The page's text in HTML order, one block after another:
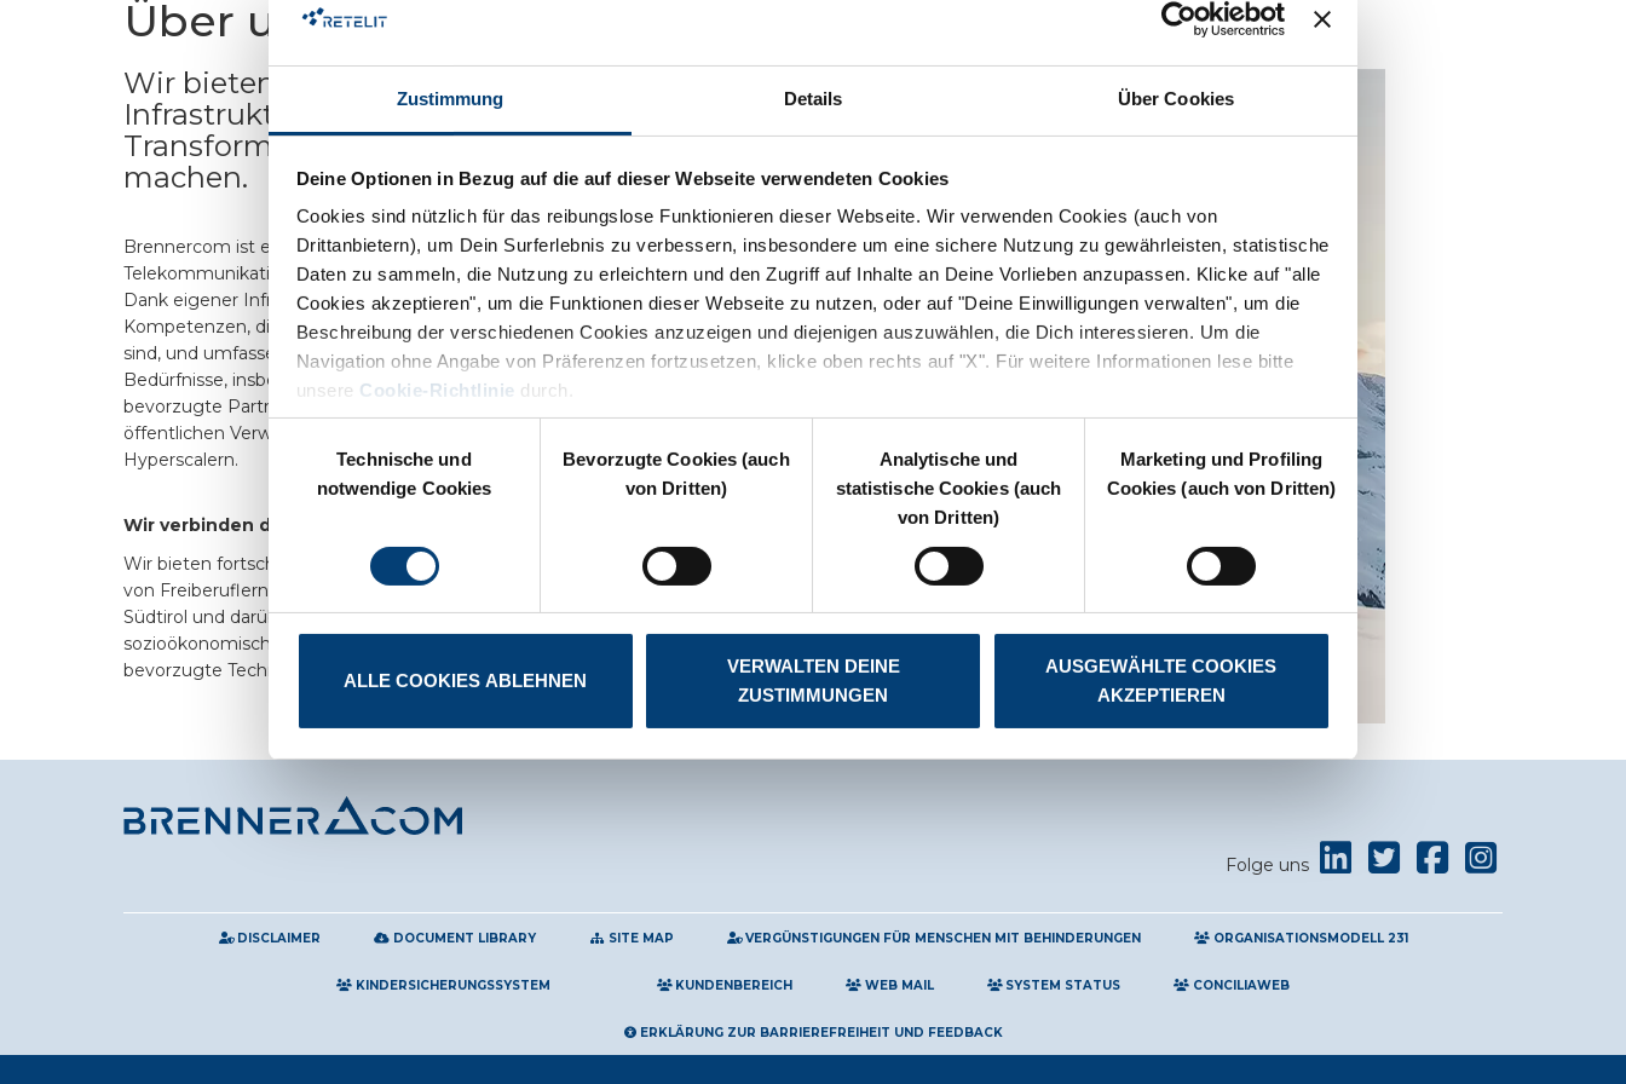
Zustimmung Details Über Cookies
Deine Optionen in Bezug auf die auf dieser Webseite verwendeten Cookies
Cookies sind nützlich für das reibungslose Funktionieren dieser Webseite. Wir verwenden Cookies (auch von
Drittanbietern), um Dein Surferlebnis zu verbessern, insbesondere um eine sichere Nutzung zu gewährleisten, statistische
Daten zu sammeln, die Nutzung zu erleichtern und den Zugriff auf Inhalte an Deine Vorlieben anzupassen. Klicke auf "alle
Cookies akzeptieren", um die Funktionen dieser Webseite zu nutzen, oder auf "Deine Einwilligungen verwalten", um die
Beschreibung der verschiedenen Cookies anzuzeigen und diejenigen auszuwählen, die Dich interessieren. Um die
Navigation ohne Angabe von Präferenzen fortzusetzen, klicke oben rechts auf "X". Für weitere Informationen lese bitte
unsere Cookie-Richtlinie durch.
Einwilligungsauswahl
Technische und
notwendige Cookies
Bevorzugte Cookies (auch
von Dritten)
Analytische und
statistische Cookies (auch
von Dritten)
Marketing und Profiling
Cookies (auch von Dritten)
ALLE COOKIES ABLEHNEN
VERWALTEN DEINE
ZUSTIMMUNGEN
AUSGEWÄHLTE COOKIES
AKZEPTIEREN
Über uns
Wir bieten moderne technologische
Infrastrukturen, die die digitale
Transformation ermöglichen und zugänglich
machen.
Brennercom ist eine Marke von Retelit, einem der führenden
Telekommunikationsanbieter in Italien mit Schwerpunkt auf dem B2B-Markt.
Dank eigener Infrastrukturen und Plattformen, spezialisierter interner
Kompetenzen, die nahtlos in ein Ökosystem strategischer Partner integriert
sind, und umfassender Kenntnis der lokalen Gegebenheiten und spezifischen
Bedürfnisse, insbesondere in Südtirol und dem Trentino, ist Retelit heute der
bevorzugte Partner für die digitale Transformation von Unternehmen,
öffentlichen Verwaltungen, alternativen Telekommunikationsanbietern und
Hyperscalern.
Wir verbinden dich mit der ganzen Welt und sprechen deine Sprache
Wir bieten fortschrittliche Kommunikationslösungen für jedes Unternehmen,
von Freiberuflern bis hin zu großen Unternehmen im gesamten Trentino-
Südtirol und darüber hinaus. Unser Ziel ist es, der Motor für die
sozioökonomische und digitale Entwicklung unserer Region zu sein und der
bevorzugte Technologiepartner.
Folge uns
DISCLAIMER DOCUMENT LIBRARY SITE MAP VERGÜNSTIGUNGEN FÜR MENSCHEN MIT BEHINDERUNGEN ORGANISATIONSMODELL 231
KINDERSICHERUNGSSYSTEM KUNDENBEREICH WEB MAIL SYSTEM STATUS CONCILIAWEB
ERKLÄRUNG ZUR BARRIEREFREIHEIT UND FEEDBACK